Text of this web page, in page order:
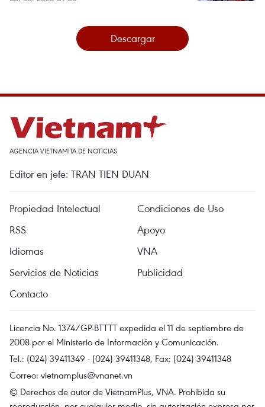
Descargar
AGENCIA VIETNAMITA DE NOTICIAS
Editor en jefe: TRAN TIEN DUAN
Propiedad Intelectual
Condiciones de Uso
RSS
Apoyo
Idiomas
VNA
Servicios de Noticias
Publicidad
Contacto
Licencia No. 1374/GP-BTTTT expedida el 11 de septiembre de
2008 por el Ministerio de Información y Comunicación.
Tel.: (024) 39411349 - (024) 39411348, Fax: (024) 39411348
Correo: vietnamplus@vnanet.vn
© Derechos de autor de VietnamPlus, VNA. Prohibida su